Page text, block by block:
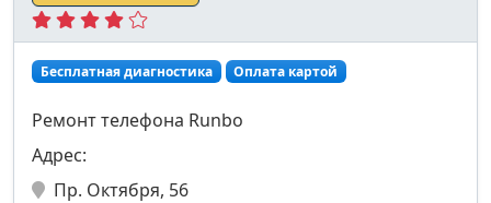
Бесплатная диагностика Оплата картой
Ремонт телефона Runbo
Адрес:
Пр. Октября, 56